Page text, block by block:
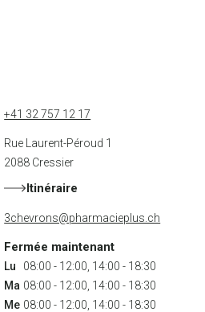
+41 32 757 12 17
Rue Laurent-Péroud 1
2088 Cressier
Itinéraire
3chevrons@pharmacieplus.ch
Fermée maintenant
Lu
Ma
Me